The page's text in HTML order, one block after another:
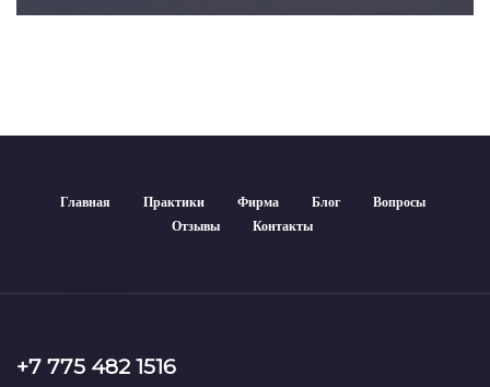
Главная Практики Фирма Блог
Вопросы
Отзывы
Контакты
+7 775 482 1516